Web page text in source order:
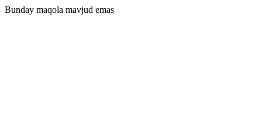
Bunday maqola mavjud emas